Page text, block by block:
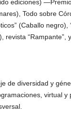
ediciones)
Todo sobre
(Caballo
revista “Rampante”,
de diversidad y
virtual